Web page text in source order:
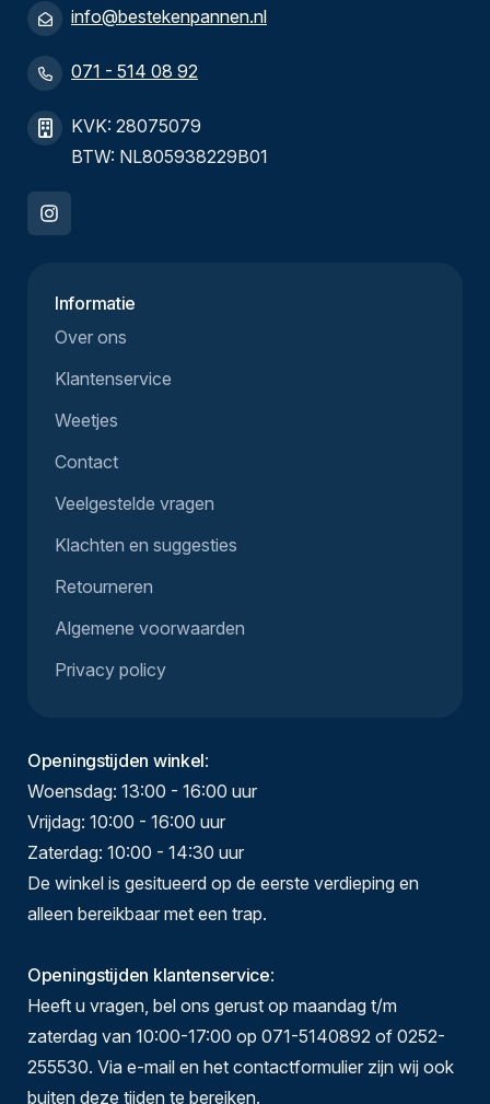
info@bestekenpannen.nl
071 - 514 08 92
KVK: 28075079
BTW: NL805938229B01
Informatie
Over ons
Klantenservice
Weetjes
Contact
Veelgestelde vragen
Klachten en suggesties
Retourneren
Algemene voorwaarden
Privacy policy
Openingstijden winkel:
Woensdag: 13:00 - 16:00 uur
Vrijdag: 10:00 - 16:00 uur
Zaterdag: 10:00 - 14:30 uur
De winkel is gesitueerd op de eerste verdieping en
alleen bereikbaar met een trap.
Openingstijden klantenservice:
Heeft u vragen, bel ons gerust op maandag t/m
zaterdag van 10:00-17:00 op 071-5140892 of 0252-
255530. Via e-mail en het contactformulier zijn wij ook
buiten deze tijden te bereiken.